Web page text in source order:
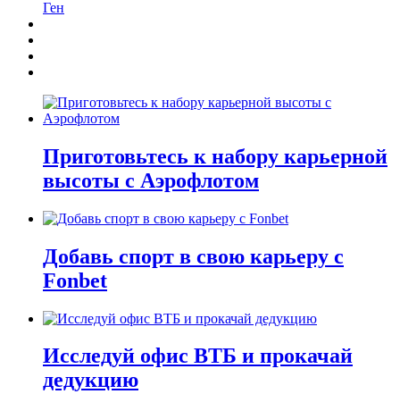
Ген
Приготовьтесь к набору карьерной
высоты с Аэрофлотом
Добавь спорт в свою карьеру с
Fonbet
Исследуй офис ВТБ и прокачай
дедукцию